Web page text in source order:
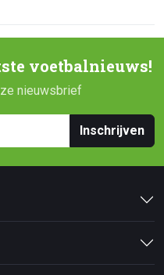
voetbalnieuws!
nieuwsbrief
Inschrijven